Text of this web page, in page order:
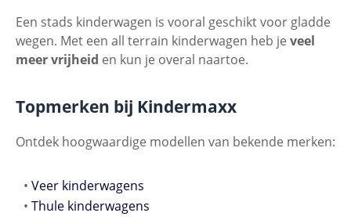
Een stads kinderwagen is vooral geschikt voor gladde
wegen. Met een all terrain kinderwagen heb je veel
meer vrijheid en kun je overal naartoe.
Topmerken bij Kindermaxx
Ontdek hoogwaardige modellen van bekende merken:
• Veer kinderwagens
• Thule kinderwagens